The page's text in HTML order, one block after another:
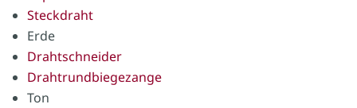
Steckdraht
Erde
Drahtschneider
Drahtrundbiegezange
Ton